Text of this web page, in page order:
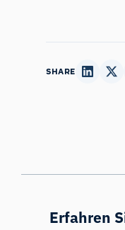
SHARE
Erfahren